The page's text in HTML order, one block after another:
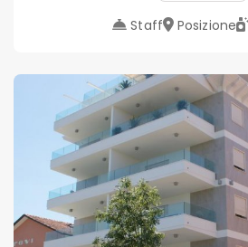
Staff Posizione